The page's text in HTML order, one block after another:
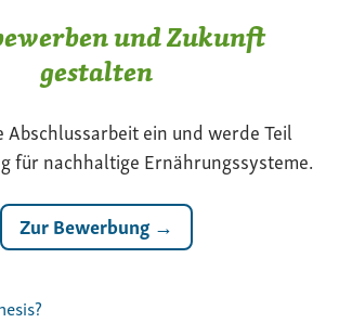
und Zukunft
gestalten
Abschlussarbeit ein und werde Teil
für nachhaltige Ernährungssysteme.
Zur Bewerbung →